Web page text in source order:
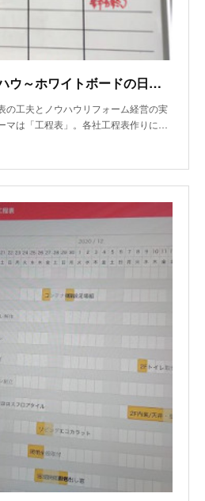
工程表の工夫とノウハウ～ホワイトボードの日程表活用
の工夫とノウハウリフォーム経営の実
マは「工程表」。各社工程表作りに…